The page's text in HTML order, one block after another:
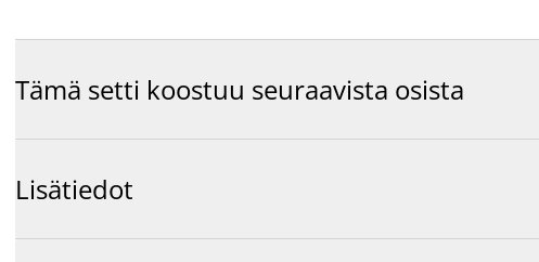
Tämä setti koostuu seuraavista osista
Lisätiedot